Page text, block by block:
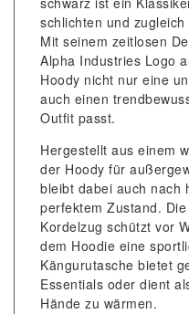
schlichten und
Mit seinem zeitlosen
Alpha Industries Logo
Hoody nicht nur eine
auch einen
Outfit passt.
Hergestellt aus einem
der Hoody für
bleibt dabei auch nach
perfektem Zustand.
Kordelzug schützt vor
dem Hoodie eine
Kängurutasche bietet
Essentials oder dient
Hände zu wärmen.